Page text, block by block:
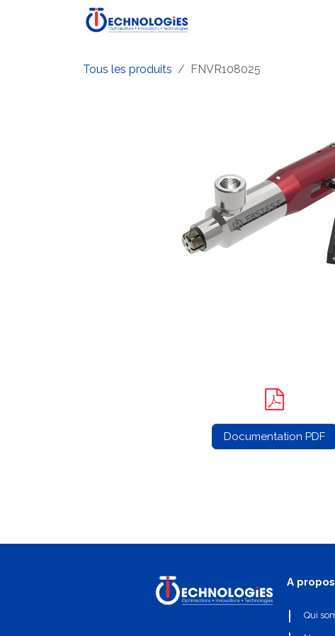
Se rendre au contenu
Tous les produits FNVR108025
Documentation PDF
A
Qui